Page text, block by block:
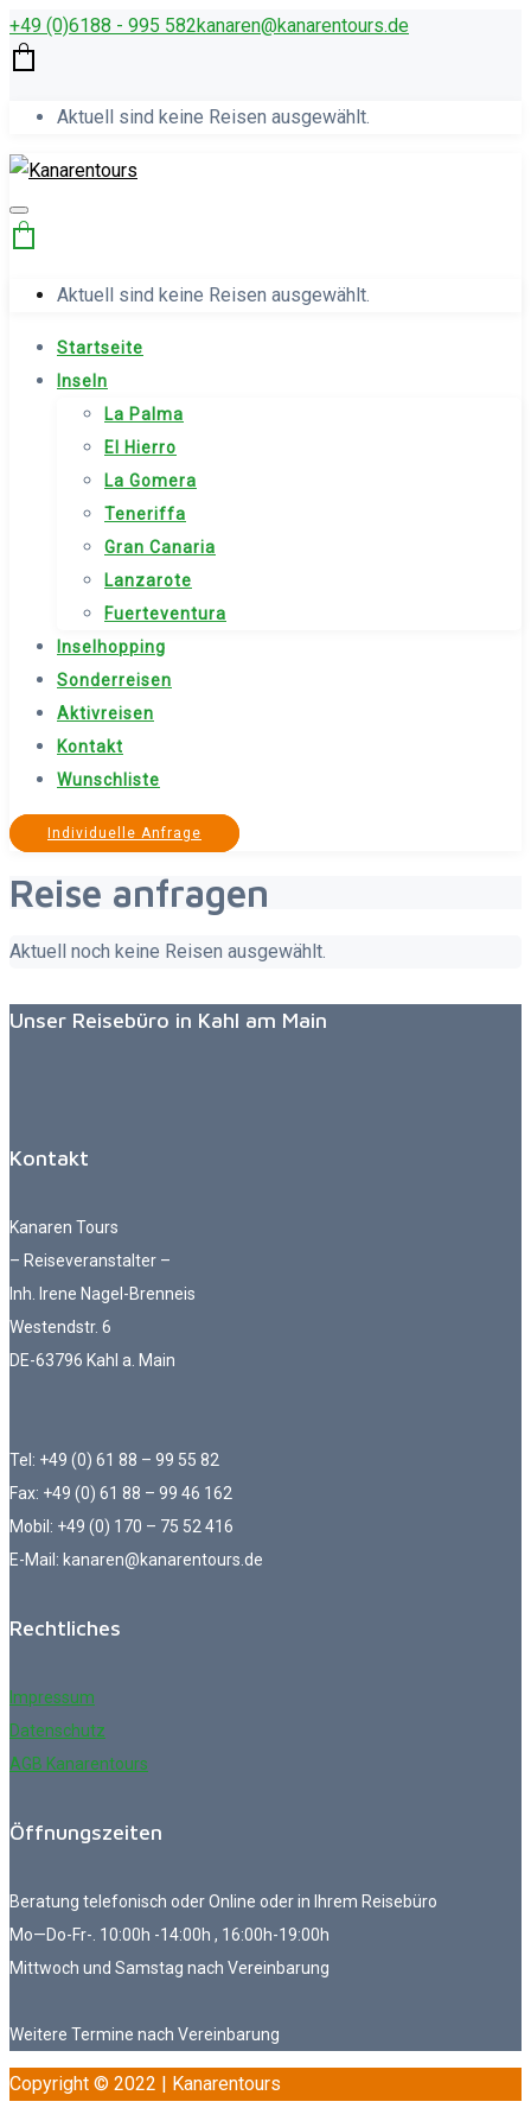
+49 (0)6188 - 995 582kana­ren@kanarentours.de
Aktuell sind keine Reisen ausgewählt.
Aktuell sind keine Reisen ausgewählt.
Startseite
Inseln
La Palma
El Hierro
La Gomera
Teneriffa
Gran Canaria
Lanzarote
Fuerteventura
Inselhopping
Sonderreisen
Aktivreisen
Kontakt
Wunschliste
Individuelle Anfrage
Reise anfragen
Aktuell noch keine Reisen ausgewählt.
Unser Reisebüro in Kahl am Main
Kontakt
Kanaren Tours
– Reiseveranstalter –
Inh. Irene Nagel-Brenneis
Westendstr. 6
DE-63796 Kahl a. Main
Tel: +49 (0) 61 88 – 99 55 82
Fax: +49 (0) 61 88 – 99 46 162
Mobil: +49 (0) 170 – 75 52 416
E-Mail: kanaren@kanarentours.de
Rechtliches
Impressum
Datenschutz
AGB Kanarentours
Öffnungszeiten
Beratung telefonisch oder Online oder in Ihrem Reisebüro
Mo—Do-Fr-. 10:00h -14:00h , 16:00h-19:00h
Mittwoch und Samstag nach Vereinbarung
Weitere Termine nach Vereinbarung
Copyright © 2022 | Kanarentours